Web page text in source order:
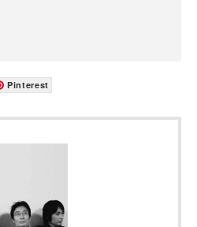
Pinterest